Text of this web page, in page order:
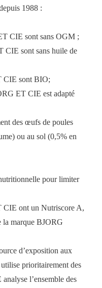
1988 :
CIE sont sans OGM ;
CIE sont sans huile de
CIE sont BIO;
ET CIE est adapté
des œufs de poules
ou au sol (0,5% en
pour limiter
CIE ont un Nutriscore A,
la marque BJORG
d’exposition aux
prioritairement des
l’ensemble des